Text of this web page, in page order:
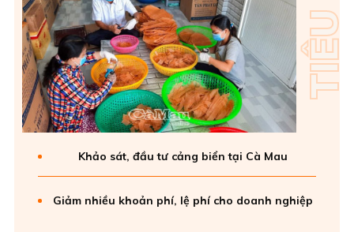
Khảo sát, đầu tư cảng biển tại Cà Mau
Giảm nhiều khoản phí, lệ phí cho doanh nghiệp